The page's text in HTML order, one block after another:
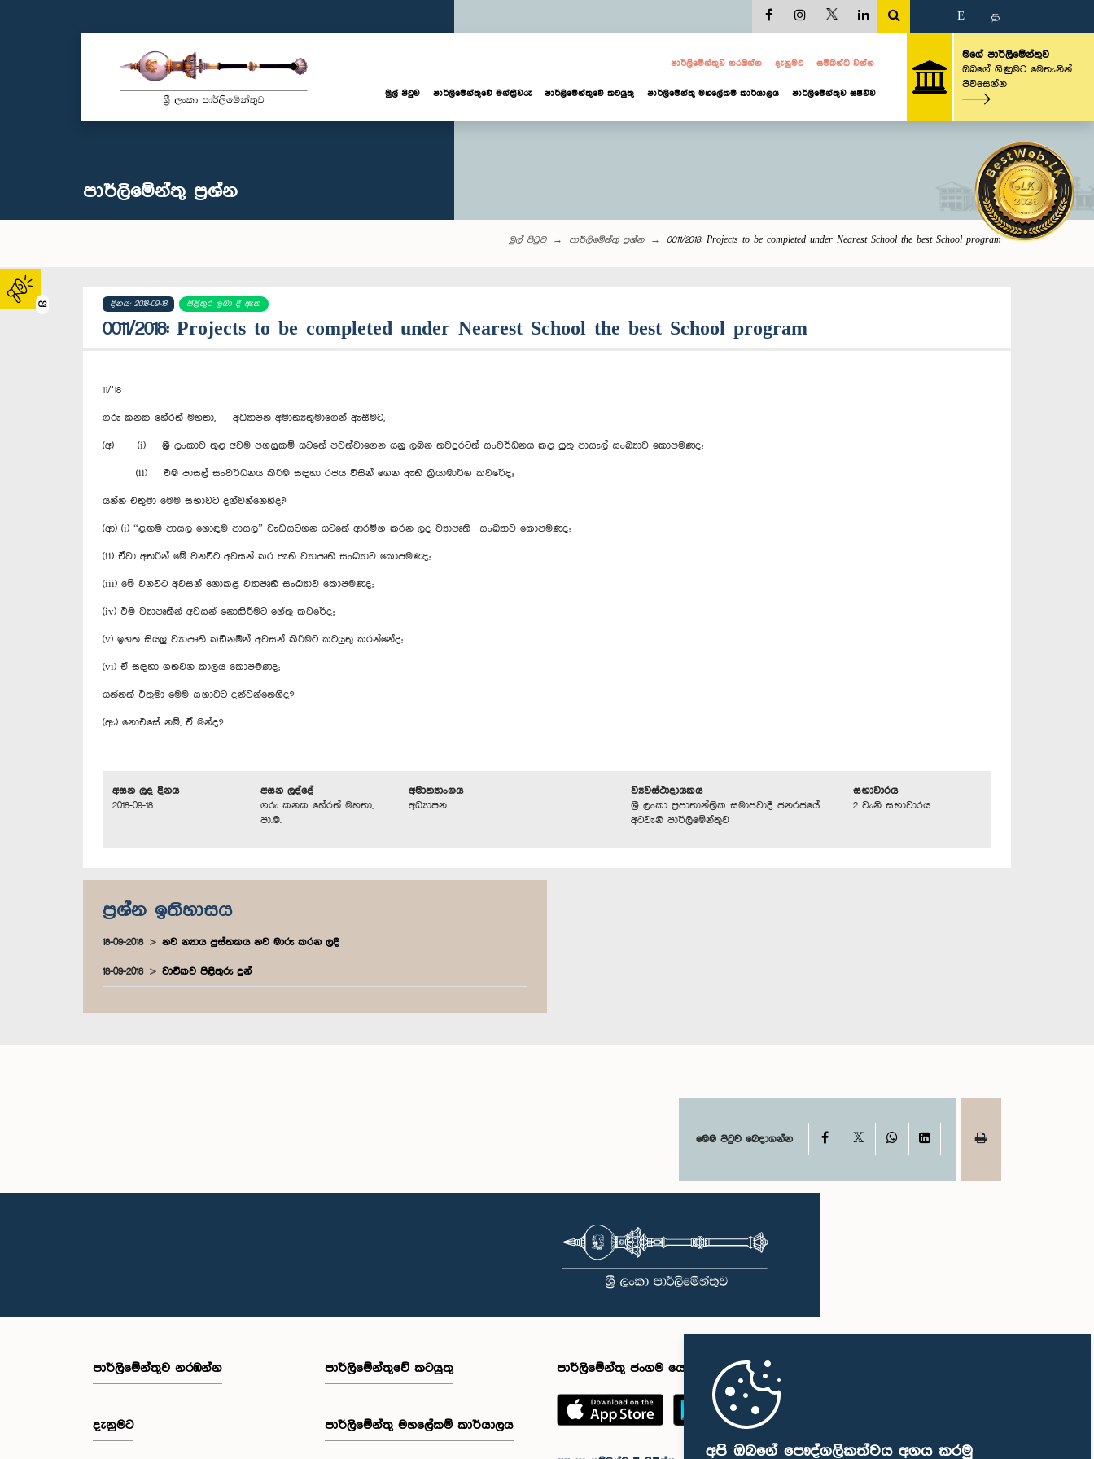
අපි ඔබගේ පෞද්ගලිකත්වය අගය කරමු
02
E த
පාර්ලි‌මේන්තුව නරඹන්න දැනුමට සම්බන්ධ වන්න
මුල් පිටුව පාර්ලි‌මේන්තුවේ මන්ත්‍රීවරු පාර්ලිමේන්තුවේ කටයුතු පාර්ලිමේන්තු මහලේකම් කාර්යාලය පාර්ලිමේන්තුව සජීවීව
මගේ පාර්ලිමේන්තුව
ඔබගේ ගිණුමට මෙතැනින්
පිවිසෙන්න
පාර්ලි‌මේන්තු‌ ප්‍රශ්න
මුල් පිටුව පාර්ලි‌මේන්තු‌ ප්‍රශ්න 0011/2018: Projects to be completed under Nearest School the best School program
දිනය: 2018-09-18 පිළිතුර ලබා දී ඇත
0011/2018: Projects to be completed under Nearest School the best School program
11/’18
ගරු කනක හේරත් මහතා,— අධ්‍යාපන අමාත්‍යතුමාගෙන් ඇසීමට,—
(අ) (i) ශ්‍රී ලංකාව තුළ අවම පහසුකම් යටතේ පවත්වාගෙන යනු ලබන තවදුරටත් සංවර්ධනය කළ යුතු පාසැල් සංඛ්‍යාව කොපමණද;
(ii) එම පාසල් සංවර්ධනය කිරීම සඳහා රජය විසින් ගෙන ඇති ක්‍රියාමාර්ග කවරේද;
යන්න එතුමා මෙම සභාවට දන්වන්නෙහිද?
(ආ) (i) “ළඟම පාසල හොඳම පාසල” වැඩසටහන යටතේ ආරම්භ කරන ලද ව්‍යාපෘති සංඛ්‍යාව කොපමණද;
(ii) ඒවා අතරින් මේ වනවිට අවසන් කර ඇති ව්‍යාපෘති සංඛ්‍යාව කොපමණද;
(iii) මේ වනවිට අවසන් නොකළ ව්‍යාපෘති සංඛ්‍යාව කොපමණද;
(iv) එම ව්‍යාපෘතීන් අවසන් නොකිරීමට හේතු කවරේද;
(v) ඉහත සියලු ව්‍යාපෘති කඩිනමින් අවසන් කිරීමට කටයුතු කරන්නේද;
(vi) ඒ සඳහා ගතවන කාලය කොපමණද;
යන්නත් එතුමා මෙම සභාවට දන්වන්නෙහිද?
(ඇ) නොඑසේ නම්, ඒ මන්ද?
අසන ලද දිනය
2018-09-18
අසන ලද්දේ
ගරු කනක හේරත් මහතා,
පා.ම.
අමාත්‍යාංශය
අධ්‍යාපන
ව්‍යවස්ථාදායකය
ශ්‍රී ලංකා ප්‍රජාතාන්ත්‍රික සමාජවාදී ජනරජයේ
අටවැනි පාර්ලිමේන්තුව
සභාවාරය
2 වැනි සභාවාරය
ප්‍රශ්න ඉතිහාසය
18-09-2018 නව න්‍යාය පුස්තකය නව මාරු කරන ලදී
18-09-2018 වාචිකව පිළිතුරු දුන්
මෙම පිටුව බෙදාගන්න Facebook WhatsAppLinkedIn
පාර්ලි‌මේන්තුව නරඹන්න
දැනුමට
පාර්ලිමේන්තුවේ කටයුතු
පාර්ලිමේන්තු මහලේකම් කාර්යාලය
පාර්ලිමේන්තු ජංගම යෙදුම